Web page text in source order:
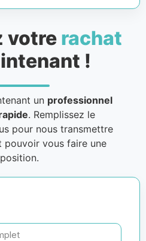
votre rachat
!
un professionnel
. Remplissez le
pour nous transmettre
pouvoir vous faire une